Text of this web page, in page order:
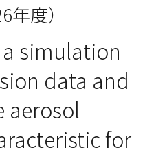
度）
simulation
data and
aerosol
for